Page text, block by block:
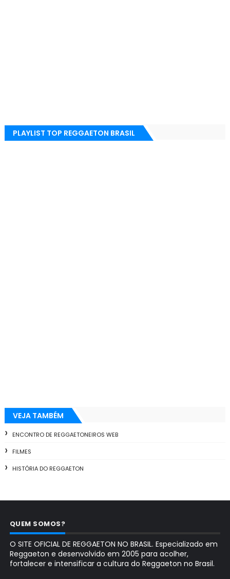
PLAYLIST TOP REGGAETON BRASIL
VEJA TAMBÉM
ENCONTRO DE REGGAETONEIROS WEB
FILMES
HISTÓRIA DO REGGAETON
QUEM SOMOS?
O SITE OFICIAL DE REGGAETON NO BRASIL. Especializado em
Reggaeton e desenvolvido em 2005 para acolher,
fortalecer e intensificar a cultura do Reggaeton no Brasil.